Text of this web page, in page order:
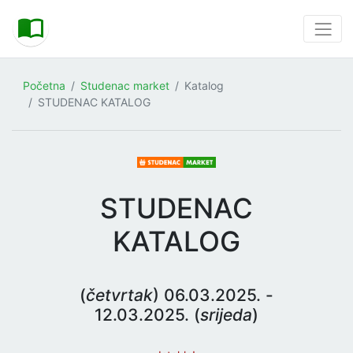
Početna Studenac market
Katalog
STUDENAC KATALOG
STUDENAC
KATALOG
(četvrtak) 06.03.2025. -
12.03.2025. (srijeda)